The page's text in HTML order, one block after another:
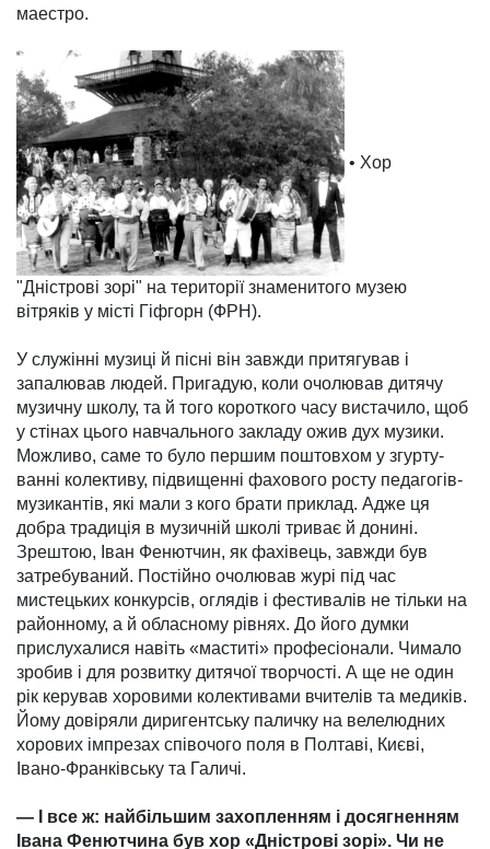
маестро.
• Хор
"Дністрові зорі" на території знаменитого музею
вітряків у місті Гіфгорн (ФРН).
У служінні музиці й пісні він завжди притягував і
запалював людей. Пригадую, коли очолював дитячу
музичну школу, та й того короткого часу вистачило, щоб
у стінах цього навч­а­ль­ного закладу ожив дух музики.
Мож­ливо, саме то було першим пош­товхом у згурту­
ванні колективу, під­вищенні фахо­вого росту педагогів-
музикантів, які мали з кого брати приклад. Адже ця
добра традиція в музичній школі триває й донині.
Зрештою, Іван Фенютчин, як фахі­вець, завжди був
затребуваний. Постійно очолював журі під час
мистецьких конкурсів, оглядів і фестивалів не тільки на
районному, а й обласному рівнях. До його думки
прислухалися навіть «маститі» професіонали. Чимало
зробив і для розвитку дитячої твор­чості. А ще не один
рік керував хоро­вими колективами вчителів та меди­ків.
Йому довіряли диригентську па­личку на велелюдних
хорових імпре­зах співочого поля в Полтаві, Києві,
Івано-Франківську та Галичі.
— І все ж: найбільшим захоплен­ням і досягненням
Івана Фенютчина був хор «Дністрові зорі». Чи не